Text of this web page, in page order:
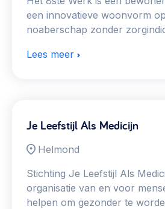
een innovatieve woonvorm
noaberschap zonder
Lees meer
Je Leefstijl Als Medicijn
Helmond
Stichting Je Leefstijl Als
organisatie van en voor
helpen om gezonder te